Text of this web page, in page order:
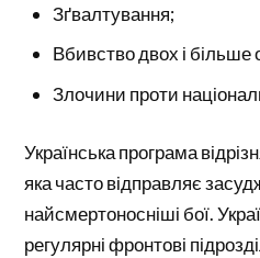
Зґвалтування;
Вбивство двох і більше
Злочини проти
Українська програма
яка часто відправляє
найсмертоносніші бої.
регулярні фронтові